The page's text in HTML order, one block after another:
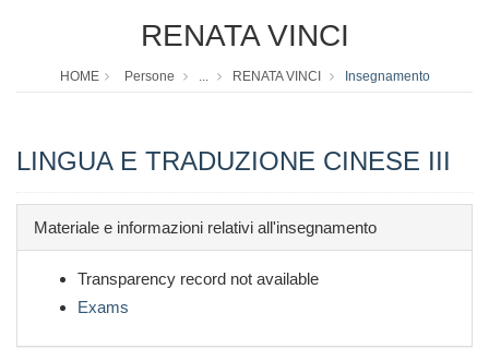
RENATA VINCI
HOME Persone ... RENATA VINCI Insegnamento
LINGUA E TRADUZIONE CINESE III
Materiale e informazioni relativi all'insegnamento
Transparency record not available
Exams